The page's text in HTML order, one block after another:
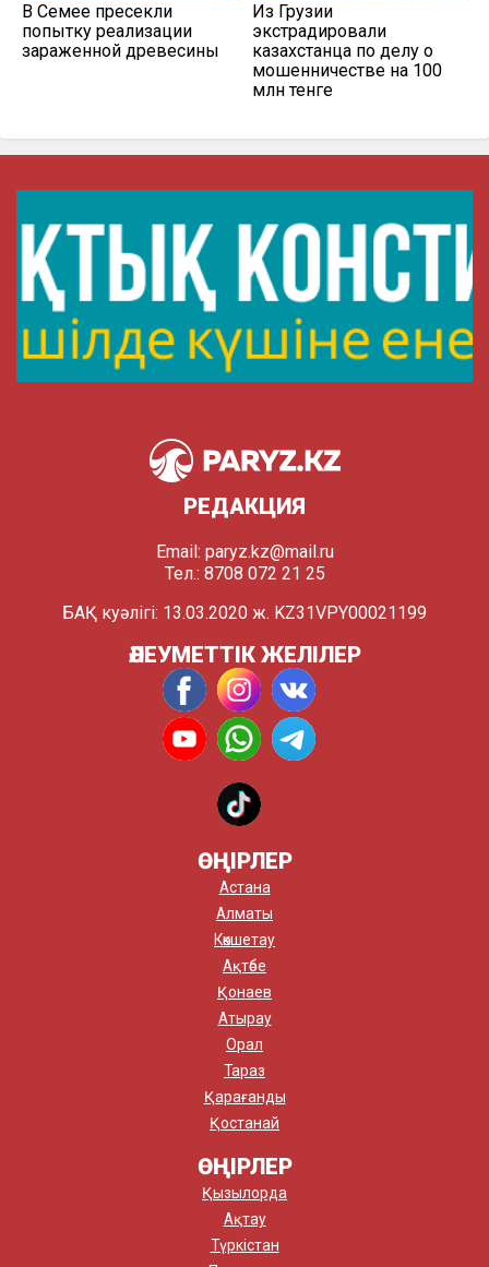
В Семее пресекли
попытку реализации
зараженной древесины
Из Грузии
экстрадировали
казахстанца по делу о
мошенничестве на 100
млн тенге
РЕДАКЦИЯ
Email: paryz.kz@mail.ru
Тел.: 8708 072 21 25
БАҚ куәлігі: 13.03.2020 ж. KZ31VPY00021199
ӘЛЕУМЕТТІК ЖЕЛІЛЕР
ӨҢІРЛЕР
Астана
Алматы
Көкшетау
Ақтөбе
Қонаев
Атырау
Орал
Тараз
Қарағанды
Қостанай
ӨҢІРЛЕР
Қызылорда
Ақтау
Түркістан